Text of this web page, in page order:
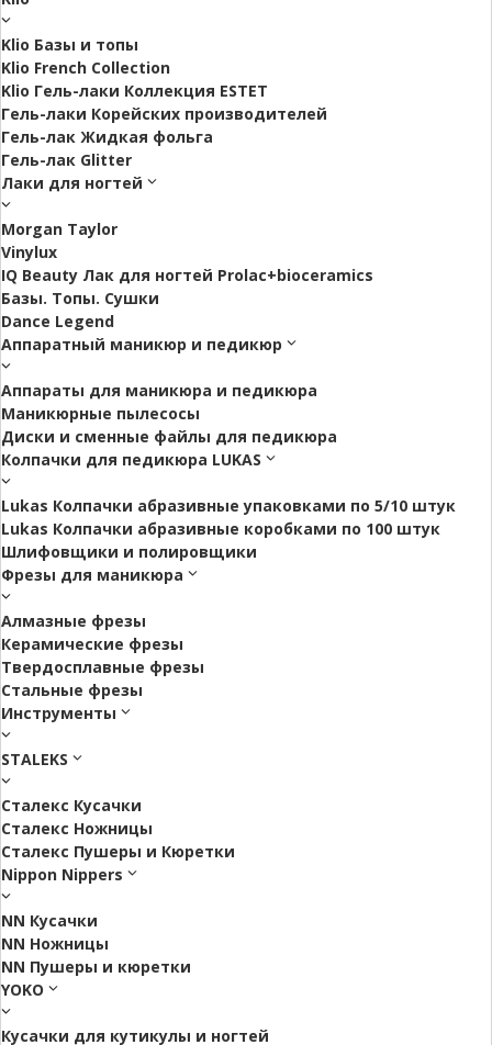
Klio Базы и топы
Klio French Collection
Klio Гель-лаки Коллекция ESTET
Гель-лаки Корейских производителей
Гель-лак Жидкая фольга
Гель-лак Glitter
Лаки для ногтей
Morgan Taylor
Vinylux
IQ Beauty Лак для ногтей Prolac+bioceramics
Базы. Топы. Сушки
Dance Legend
Аппаратный маникюр и педикюр
Аппараты для маникюра и педикюра
Маникюрные пылесосы
Диски и сменные файлы для педикюра
Колпачки для педикюра LUKAS
Lukas Колпачки абразивные упаковками по 5/10 штук
Lukas Колпачки абразивные коробками по 100 штук
Шлифовщики и полировщики
Фрезы для маникюра
Алмазные фрезы
Керамические фрезы
Твердосплавные фрезы
Стальные фрезы
Инструменты
STALEKS
Сталекс Кусачки
Сталекс Ножницы
Сталекс Пушеры и Кюретки
Nippon Nippers
NN Кусачки
NN Ножницы
NN Пушеры и кюретки
YOKO
Кусачки для кутикулы и ногтей